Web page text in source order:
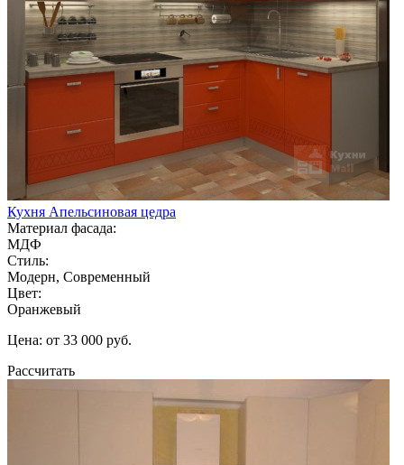
Кухня Апельсиновая цедра
Материал фасада:
МДФ
Стиль:
Модерн, Современный
Цвет:
Оранжевый
Цена: от 33 000 руб.
Рассчитать